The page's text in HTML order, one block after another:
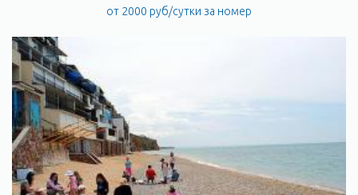
от 2000 руб/сутки за номер